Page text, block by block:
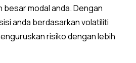
modal anda. Dengan
anda berdasarkan volatiliti
risiko dengan lebih